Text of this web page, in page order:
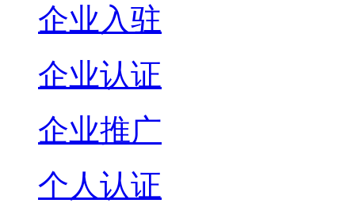
企业入驻
企业认证
企业推广
个人认证